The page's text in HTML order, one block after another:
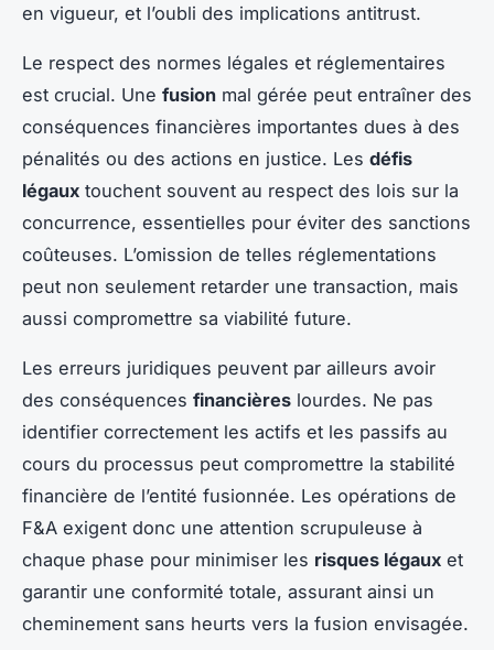
en vigueur, et l’oubli des implications antitrust.
Le respect des normes légales et réglementaires
est crucial. Une fusion mal gérée peut entraîner des
conséquences financières importantes dues à des
pénalités ou des actions en justice. Les défis
légaux touchent souvent au respect des lois sur la
concurrence, essentielles pour éviter des sanctions
coûteuses. L’omission de telles réglementations
peut non seulement retarder une transaction, mais
aussi compromettre sa viabilité future.
Les erreurs juridiques peuvent par ailleurs avoir
des conséquences financières lourdes. Ne pas
identifier correctement les actifs et les passifs au
cours du processus peut compromettre la stabilité
financière de l’entité fusionnée. Les opérations de
F&A exigent donc une attention scrupuleuse à
chaque phase pour minimiser les risques légaux et
garantir une conformité totale, assurant ainsi un
cheminement sans heurts vers la fusion envisagée.